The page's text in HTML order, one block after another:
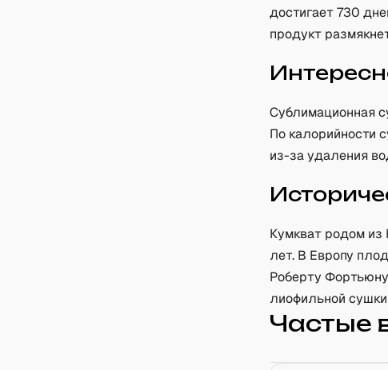
достигает 730
продукт
Сублимационная
По калорийности
из-за удаления
Кумкват родом из
лет. В Европу
Роберту
лиофильной сушки
Частые